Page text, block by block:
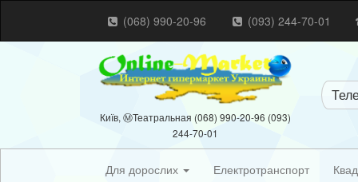
(068) 990-20-96 (093) 244-70-01
Київ, ⓂТеатральная (068) 990-20-96 (093)
244-70-01
Для дорослих Електротранспорт